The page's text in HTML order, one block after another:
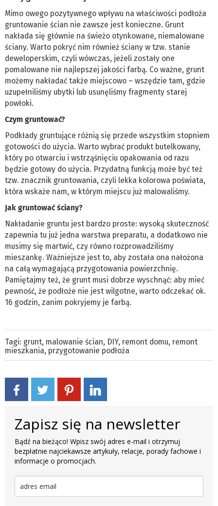
Mimo owego pozytywnego wpływu na właściwości podłoża
gruntowanie ścian nie zawsze jest konieczne. Grunt
nakłada się głównie na świeżo otynkowane, niemalowane
ściany. Warto pokryć nim również ściany w tzw. stanie
deweloperskim, czyli wówczas, jeżeli zostały one
pomalowane nie najlepszej jakości farbą. Co ważne, grunt
możemy nakładać także miejscowo – wszędzie tam, gdzie
uzupełniliśmy ubytki lub usunęliśmy fragmenty starej
powłoki.
Czym gruntować?
Podkłady gruntujące różnią się przede wszystkim stopniem
gotowości do użycia. Warto wybrać produkt butelkowany,
który po otwarciu i wstrząśnięciu opakowania od razu
będzie gotowy do użycia. Przydatną funkcją może być też
tzw. znacznik gruntowania, czyli lekka kolorowa poświata,
która wskaże nam, w którym miejscu już malowaliśmy.
Jak gruntować ściany?
Nakładanie gruntu jest bardzo proste: wysoką skuteczność
zapewnia tu już jedna warstwa preparatu, a dodatkowo nie
musimy się martwić, czy równo rozprowadziliśmy
mieszankę. Ważniejsze jest to, aby została ona nałożona
na całą wymagającą przygotowania powierzchnię.
Pamiętajmy też, że grunt musi dobrze wyschnąć: aby mieć
pewność, że podłoże nie jest wilgotne, warto odczekać ok.
16 godzin, zanim pokryjemy je farbą.
Tagi: grunt, malowanie ścian, DIY, remont domu, remont
mieszkania, przygotowanie podłoża
Zapisz się na newsletter
Bądź na bieżąco! Wpisz swój adres e-mail i otrzymuj
bezpłatnie najciekawsze artykuły, relacje, porady fachowe i
informacje o promocjach.